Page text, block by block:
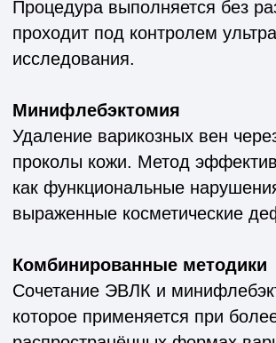
Сочетание ЭВЛК и минифлебэктомии,
которое применяется при более сложных и
распространённых формах варикоза для
достижения максимального эффекта.
индивидуален и зависит от стадии
заболевания, степени поражения вен,
наличия противопоказаний, а также
пожеланий пациента относительно внешнего
результата.
Современные подходы позволяют не только
внешний вид ног, способствуя быстрому
возвращению к привычной активности и